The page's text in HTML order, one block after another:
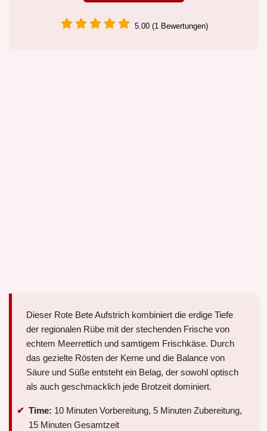
5.00 (1 Bewertungen)
Dieser Rote Bete Aufstrich kombiniert die erdige Tiefe
der regionalen Rübe mit der stechenden Frische von
echtem Meerrettich und samtigem Frischkäse. Durch
das gezielte Rösten der Kerne und die Balance von
Säure und Süße entsteht ein Belag, der sowohl optisch
als auch geschmacklich jede Brotzeit dominiert.
Time: 10 Minuten Vorbereitung, 5 Minuten Zubereitung,
15 Minuten Gesamtzeit